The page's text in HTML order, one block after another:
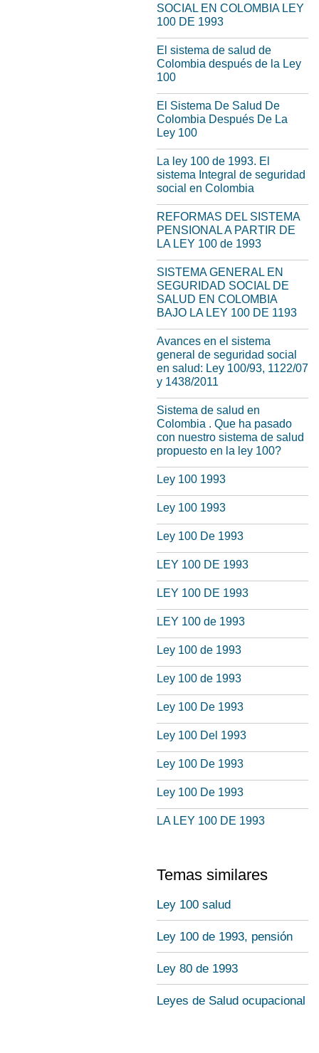
SOCIAL EN COLOMBIA LEY
100 DE 1993
El sistema de salud de
Colombia después de la Ley
100
El Sistema De Salud De
Colombia Después De La
Ley 100
La ley 100 de 1993. El
sistema Integral de seguridad
social en Сolombia
REFORMAS DEL SISTEMA
PENSIONAL A PARTIR DE
LA LEY 100 de 1993
SISTEMA GENERAL EN
SEGURIDAD SOCIAL DE
SALUD EN COLOMBIA
BAJO LA LEY 100 DE 1193
Avances en el sistema
general de seguridad social
en salud: Ley 100/93, 1122/07
y 1438/2011
Sistema de salud en
Colombia . Que ha pasado
con nuestro sistema de salud
propuesto en la ley 100?
Ley 100 1993
Ley 100 1993
Ley 100 De 1993
LEY 100 DE 1993
LEY 100 DE 1993
LEY 100 de 1993
Ley 100 de 1993
Ley 100 de 1993
Ley 100 De 1993
Ley 100 Del 1993
Ley 100 De 1993
Ley 100 De 1993
LA LEY 100 DE 1993
Temas similares
Ley 100 salud
Ley 100 de 1993, pensión
Ley 80 de 1993
Leyes de Salud ocupacional